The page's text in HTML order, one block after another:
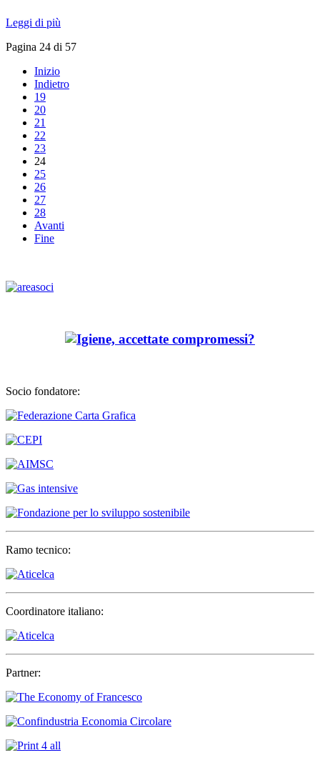
Leggi di più
Pagina 24 di 57
Inizio
Indietro
19
20
21
22
23
24
25
26
27
28
Avanti
Fine
Socio fondatore:
Ramo tecnico:
Coordinatore italiano:
Partner: